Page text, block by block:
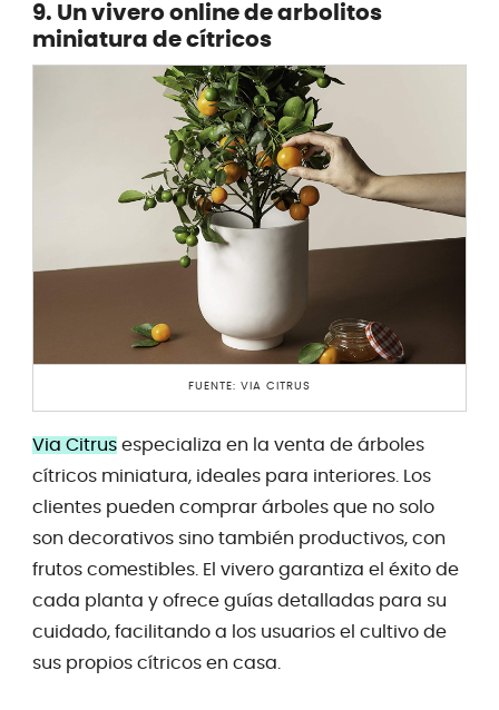
9. Un vivero online de arbolitos
miniatura de cítricos
FUENTE: VIA CITRUS
Via Citrus especializa en la venta de árboles
cítricos miniatura, ideales para interiores. Los
clientes pueden comprar árboles que no solo
son decorativos sino también productivos, con
frutos comestibles. El vivero garantiza el éxito de
cada planta y ofrece guías detalladas para su
cuidado, facilitando a los usuarios el cultivo de
sus propios cítricos en casa.